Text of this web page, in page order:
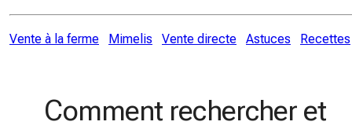
Vente à la ferme Mimelis Vente directe Astuces Recettes
Comment rechercher et